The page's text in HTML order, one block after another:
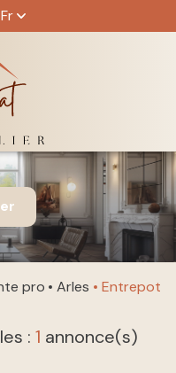
Fr
pro Arles Entrepot
: 1 annonce(s)